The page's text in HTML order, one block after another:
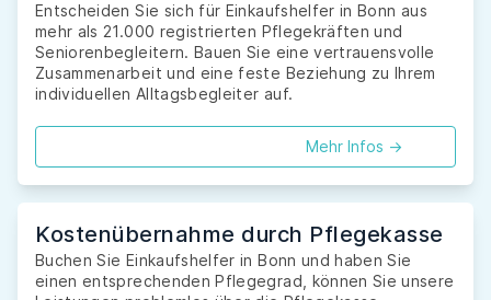
Entscheiden Sie sich für Einkaufshelfer in Bonn aus
mehr als 21.000 registrierten Pflegekräften und
Seniorenbegleitern. Bauen Sie eine vertrauensvolle
Zusammenarbeit und eine feste Beziehung zu Ihrem
individuellen Alltagsbegleiter auf.
Mehr Infos ->
Kostenübernahme durch Pflegekasse
Buchen Sie Einkaufshelfer in Bonn und haben Sie
einen entsprechenden Pflegegrad, können Sie unsere